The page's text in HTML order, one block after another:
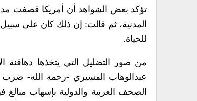
تؤكد بعض الشواهد أن أمريكا قصفت
المدنية، ثم قالت: إن ذلك كان على
للحياة.
من صور التضليل التي يتخذها دهاقنة
الصحف العربية والدولية بإسهاب